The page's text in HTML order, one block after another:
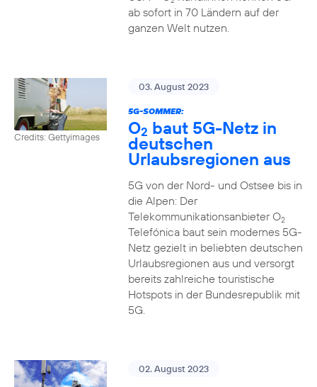
ab sofort in 70 Ländern auf der
ganzen Welt nutzen.
Credits: Gettyimages
03. August 2023
5G-SOMMER:
O2 baut 5G-Netz in
deutschen
Urlaubsregionen aus
5G von der Nord- und Ostsee bis in
die Alpen: Der
Telekommunikationsanbieter O2
Telefónica baut sein modernes 5G-
Netz gezielt in beliebten deutschen
Urlaubsregionen aus und versorgt
bereits zahlreiche touristische
Hotspots in der Bundesrepublik mit
5G.
02. August 2023